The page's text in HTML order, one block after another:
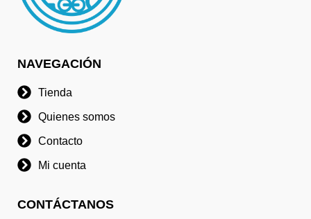
NAVEGACIÓN
Tienda
Quienes somos
Contacto
Mi cuenta
CONTÁCTANOS